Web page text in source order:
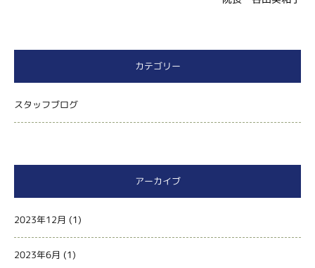
カテゴリー
スタッフブログ
アーカイブ
2023年12月 (1)
2023年6月 (1)